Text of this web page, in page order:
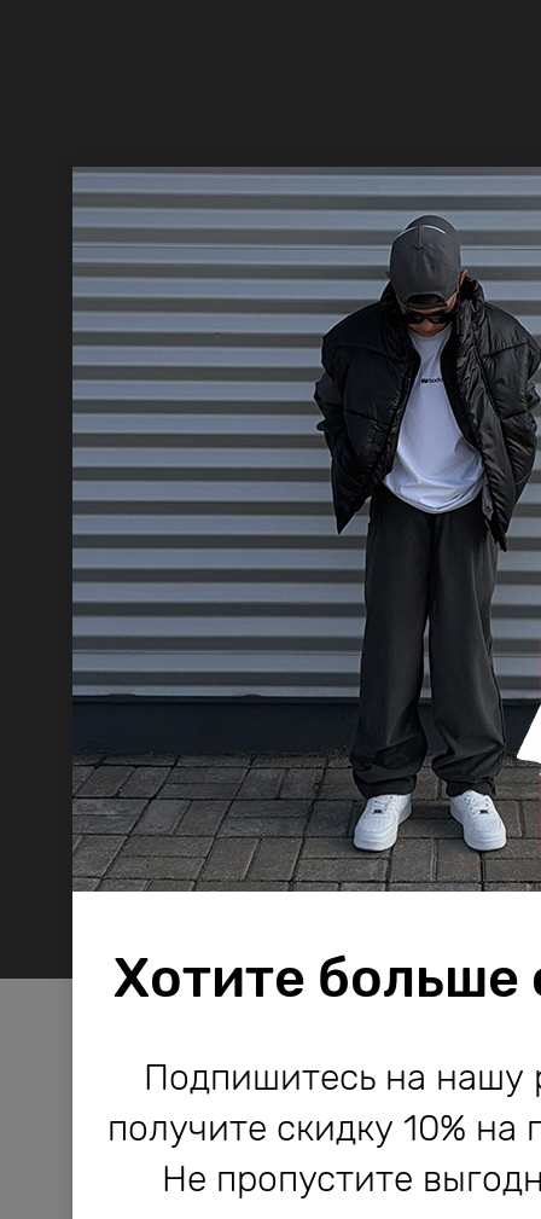
Компания Bodo
и другие технологии,
работы сайта и его
Компания Bodo
и другие технологии,
работы сайта и его
Хотите больше
Подпишитесь на нашу
получите скидку 10% на
Не пропустите